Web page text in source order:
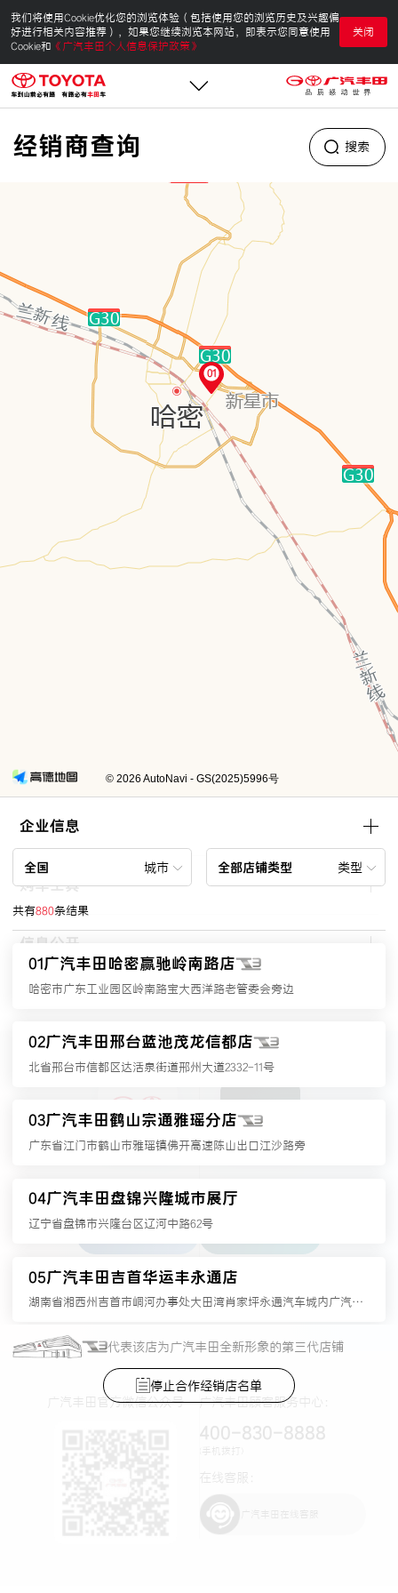
我们将使用Cookie优化您的浏览体验（包括使用您的浏览历史及兴趣偏
好进行相关内容推荐），如果您继续浏览本网站，即表示您同意使用
Cookie和 《广汽丰田个人信息保护政策》
关闭
首页
科技专区 NEW
个人中心
01
© 2026 AutoNavi- GS(2025)5996号
经销商查询 搜索
全国 城市 全部店铺类型 类型
共有880条结果
01广汽丰田哈密赢驰岭南路店
哈密市广东工业园区岭南路宝大西洋路老管委会旁边
02广汽丰田邢台蓝池茂龙信都店
北省邢台市信都区达活泉街道邢州大道2332-11号
03广汽丰田鹤山宗通雅瑶分店
广东省江门市鹤山市雅瑶镇佛开高速陈山出口江沙路旁
04广汽丰田盘锦兴隆城市展厅
辽宁省盘锦市兴隆台区辽河中路62号
05广汽丰田吉首华运丰永通店
湖南省湘西州吉首市峒河办事处大田湾肖家坪永通汽车城内广汽丰田4S店
06广汽丰田唐山廊大开平店
唐山市开平区新华东道南侧、中心环西侧
广汽丰田安阳威佳东外环店
代表该店为广汽丰田全新形象的第三代店铺
停止合作经销店名单
企业信息
购车工具
信息公开
广汽丰田丰云行 广汽丰田新能源
广汽丰田官方微信公众号 广汽丰田顾客服务中心：
400-830-8888
(手机拨打)
在线客服：